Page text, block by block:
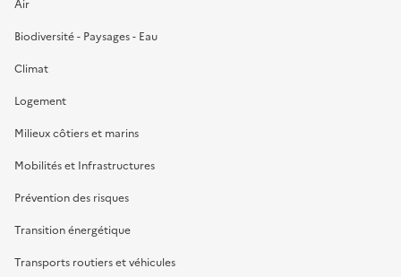
Air
Biodiversité - Paysages - Eau
Climat
Logement
Milieux côtiers et marins
Mobilités et Infrastructures
Prévention des risques
Transition énergétique
Transports routiers et véhicules